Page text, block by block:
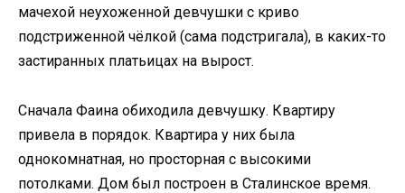
мачехой неухоженной девчушки с криво
подстриженной чёлкой (сама подстригала), в каких-то
застиранных платьицах на вырост.
Сначала Фаина обиходила девчушку. Квартиру
привела в порядок. Квартира у них была
однокомнатная, но просторная с высокими
потолками. Дом был построен в Сталинское время.